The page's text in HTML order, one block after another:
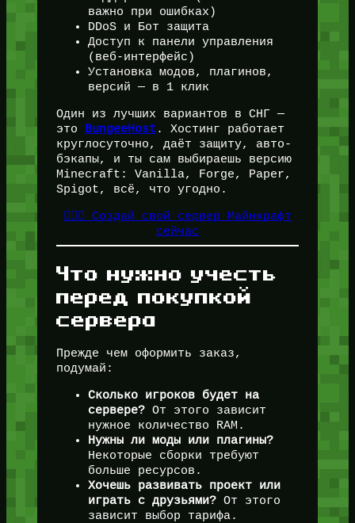
важно при ошибках)
DDoS и Бот защита
Доступ к панели управления
(веб-интерфейс)
Установка модов, плагинов,
версий — в 1 клик
Один из лучших вариантов в СНГ —
это BungeeHost . Хостинг работает
круглосуточно, даёт защиту, авто-
бэкапы, и ты сам выбираешь версию
Minecraft: Vanilla, Forge, Paper,
Spigot, всё, что угодно.
👉🏻🎁 Создай свой сервер Майнкрафт
сейчас
Что нужно учесть
перед покупкой
сервера
Прежде чем оформить заказ,
подумай:
Сколько игроков будет на
сервере?От этого зависит
нужное количество RAM.
Нужны ли моды или плагины?
Некоторые сборки требуют
больше ресурсов.
Хочешь развивать проект или
играть с друзьями?От этого
зависит выбор тарифа.